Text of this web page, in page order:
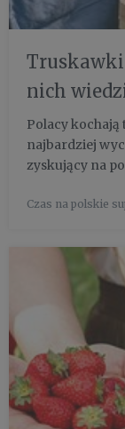
Truskawki
nich
Polacy
najbardziej
zyskujący na
owocami
Czas na polskie